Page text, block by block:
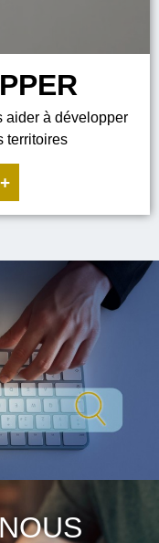
aider à développer
territoires